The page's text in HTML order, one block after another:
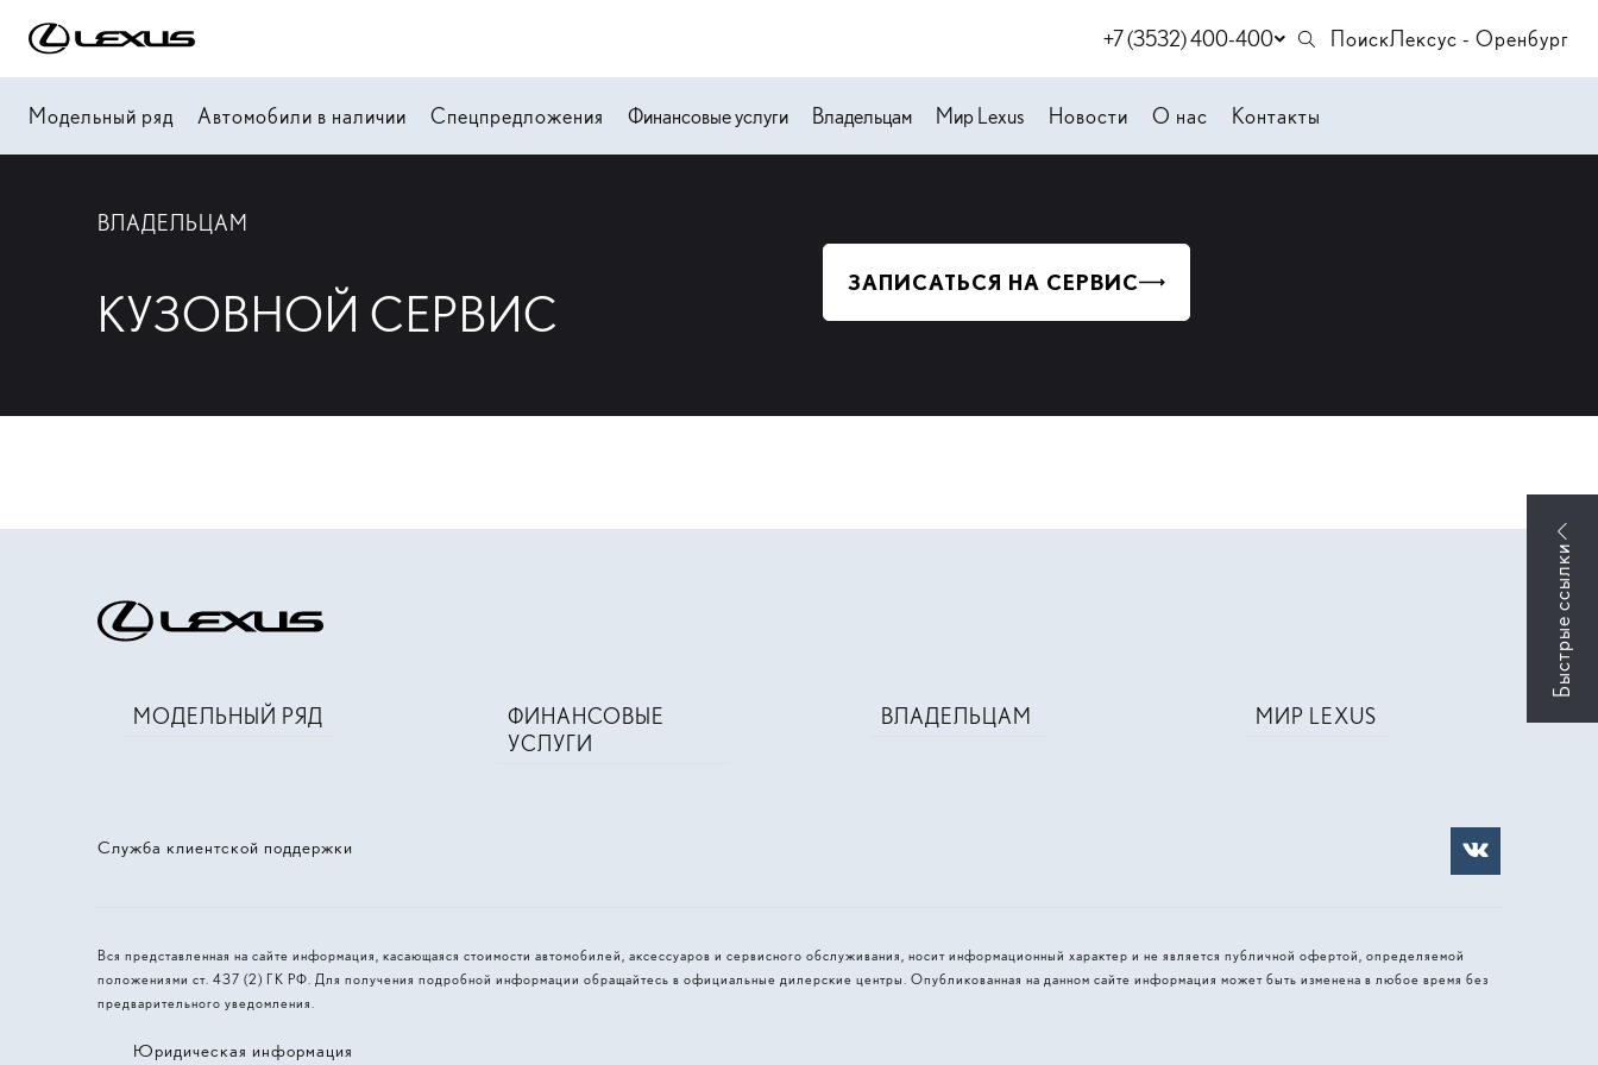
+7 (3532) 400-400 ПоискЛексус - Оренбург
Модельный ряд Автомобили в наличии Спецпредложения Финансовые услуги Владельцам Мир Lexus Новости О нас Контакты
ВЛАДЕЛЬЦАМ
КУЗОВНОЙ СЕРВИС
ЗАПИСАТЬСЯ НА СЕРВИС
Служба клиентской поддержки
МОДЕЛЬНЫЙ РЯД
ФИНАНСОВЫЕ
УСЛУГИ
ВЛАДЕЛЬЦАМ МИР LEXUS
Вся представленная на сайте информация, касающаяся стоимости автомобилей, аксессуаров и сервисного обслуживания, носит информационный характер и не является публичной офертой, определяемой
положениями ст. 437 (2) ГК РФ. Для получения подробной информации обращайтесь в официальные дилерские центры. Опубликованная на данном сайте информация может быть изменена в любое время без
предварительного уведомления.
Юридическая информация